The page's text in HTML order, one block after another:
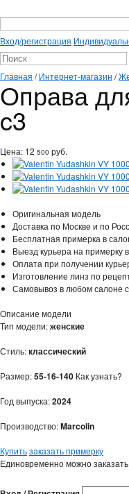
Вход/регистрация
Главная /Интернет-магазин /
Оправа
c3
Цена: 12 500 руб.
Оригинальная модель
Доставка по Москве и по
Бесплатная примерка в
Выезд курьера на примерку
Оплата при получении
Изготовление линз по
Самовывоз в любом салоне
Описание модели
Тип модели:женские
Стиль:классический
Размер:55-16-140 Как узнать?
Год выпуска:2024
Производство:Marcolin
Купитьзаказать примерку
Единовременно можно